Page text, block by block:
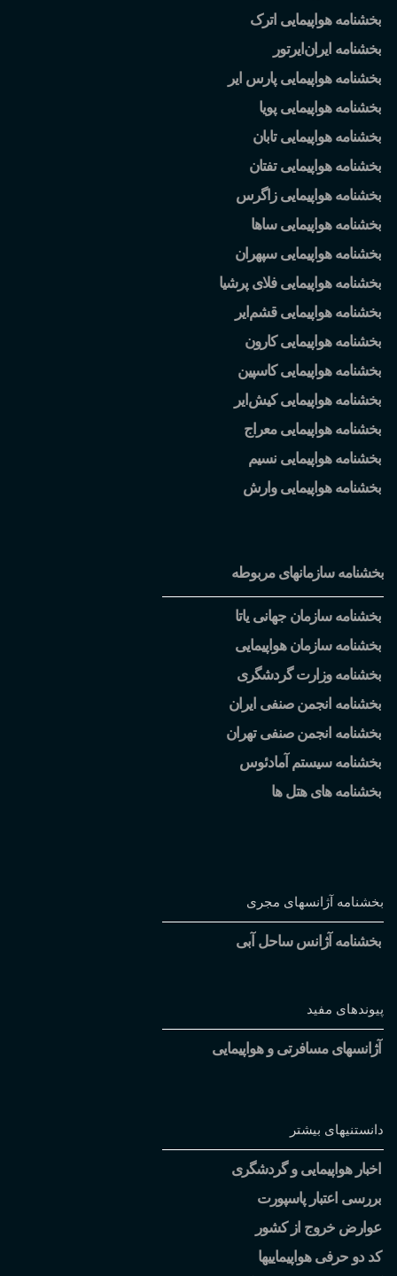
بخشنامه هواپیمایی اترک
بخشنامه ایران ایرتور
بخشنامه هواپیمایی پارس ایر
بخشنامه هواپیمایی پویا
بخشنامه هواپیمایی تابان
بخشنامه هواپیمایی تفتان
بخشنامه هواپیمایی زاگرس
بخشنامه هواپیمایی ساها
بخشنامه هواپیمایی سپهران
بخشنامه هواپیمایی فلای پرشیا
بخشنامه هواپیمایی قشم ایر
بخشنامه هواپیمایی کارون
بخشنامه هواپیمایی کاسپین
بخشنامه هواپیمایی کیش ایر
بخشنامه هواپیمایی معراج
بخشنامه هواپیمایی نسیم
بخشنامه هواپیمایی وارش
بخشنامه سازمانهای مربوطه
بخشنامه سازمان جهانی یاتا
بخشنامه سازمان هواپیمایی
بخشنامه وزارت گردشگری
بخشنامه انجمن صنفی ایران
بخشنامه انجمن صنفی تهران
بخشنامه سیستم آمادئوس
بخشنامه های هتل ها
بخشنامه آژانسهای مجری
بخشنامه آژانس ساحل آبی
پیوندهای مفید
آژانسهای مسافرتی و هواپیمایی
دانستنیهای بیشتر
اخبار هواپیمایی و گردشگری
بررسی اعتبار پاسپورت
عوارض خروج از کشور
کد دو حرفی هواپیماییها